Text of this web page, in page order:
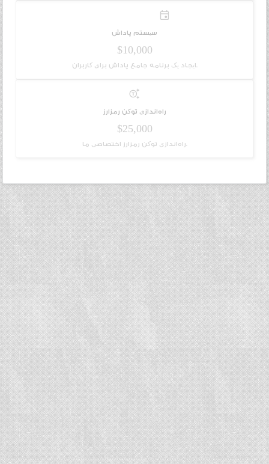
emoji_events
سیستم پاداش
$10,000
ایجاد یک برنامه جامع پاداش برای کاربران.
generating_tokens
راه‌اندازی توکن رمزارز
$25,000
راه‌اندازی توکن رمزارز اختصاصی ما.